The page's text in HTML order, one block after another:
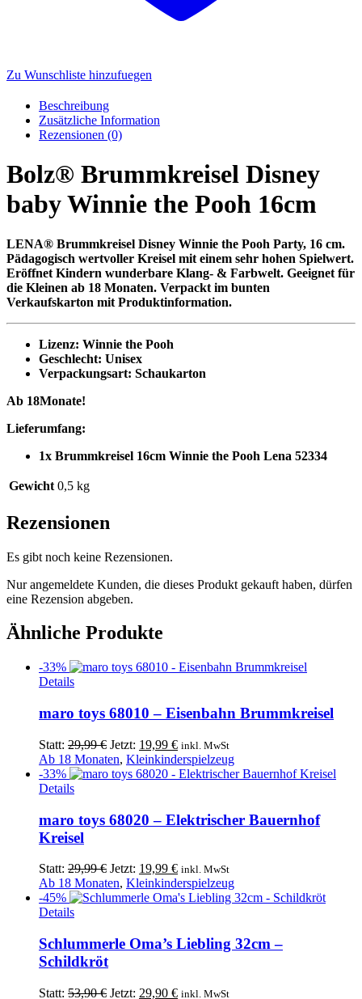
Zu Wunschliste hinzufuegen
Beschreibung
Zusätzliche Information
Rezensionen (0)
Bolz® Brummkreisel Disney
baby Winnie the Pooh 16cm
LENA® Brummkreisel Disney Winnie the Pooh Party, 16 cm.
Pädagogisch wertvoller Kreisel mit einem sehr hohen Spielwert.
Eröffnet Kindern wunderbare Klang- & Farbwelt. Geeignet für
die Kleinen ab 18 Monaten. Verpackt im bunten
Verkaufskarton mit Produktinformation.
Lizenz: Winnie the Pooh
Geschlecht: Unisex
Verpackungsart: Schaukarton
Ab 18Monate!
Lieferumfang:
1x Brummkreisel 16cm Winnie the Pooh Lena 52334
Gewicht 0,5 kg
Rezensionen
Es gibt noch keine Rezensionen.
Nur angemeldete Kunden, die dieses Produkt gekauft haben, dürfen
eine Rezension abgeben.
Ähnliche Produkte
-33%
Details
maro toys 68010 – Eisenbahn Brummkreisel
Statt: 29,99€ Ursprünglicher
Preis
war:
Jetzt: 19,99 €Aktueller
Preis
ist:
inkl. MwSt
Ab 18 Monaten, Kleinkinderspielzeug
-33%
Details
maro toys 68020 – Elektrischer Bauernhof
Kreisel
Statt: 29,99€ Ursprünglicher
Preis
war:
Jetzt: 19,99 €Aktueller
Preis
ist:
inkl. MwSt
Ab 18 Monaten, Kleinkinderspielzeug
-45%
Details
Schlummerle Oma’s Liebling 32cm –
Schildkröt
Statt: 53,90€ Ursprünglicher
Jetzt: 29,90 €Aktueller
inkl. MwSt